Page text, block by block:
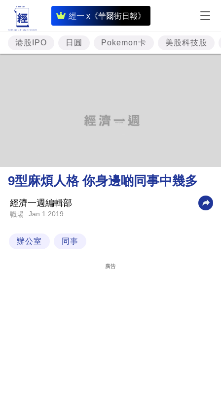
經一 x《華爾街日報》
即
時
財
經
理
財
商
業
技
港股IPO 日圓 Pokemon卡 美股科技股
9型麻煩人格 你身邊啲同事中幾多
經濟一週編輯部
職場 Jan 1 2019
辦公室 同事
廣告